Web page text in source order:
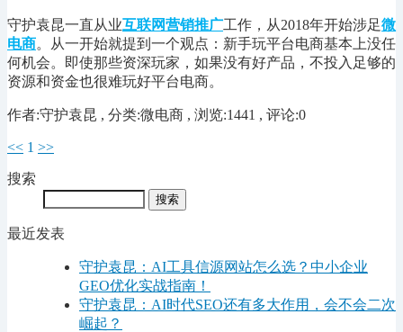
守护袁昆一直从业互联网营销推广工作，从2018年开始涉足微
电商。从一开始就提到一个观点：新手玩平台电商基本上没任
何机会。即使那些资深玩家，如果没有好产品，不投入足够的
资源和资金也很难玩好平台电商。
作者:守护袁昆 , 分类:微电商 , 浏览:1441 , 评论:0
<< 1 >>
搜索
最近发表
守护袁昆：AI工具信源网站怎么选？中小企业
GEO优化实战指南！
守护袁昆：AI时代SEO还有多大作用，会不会二次
崛起？